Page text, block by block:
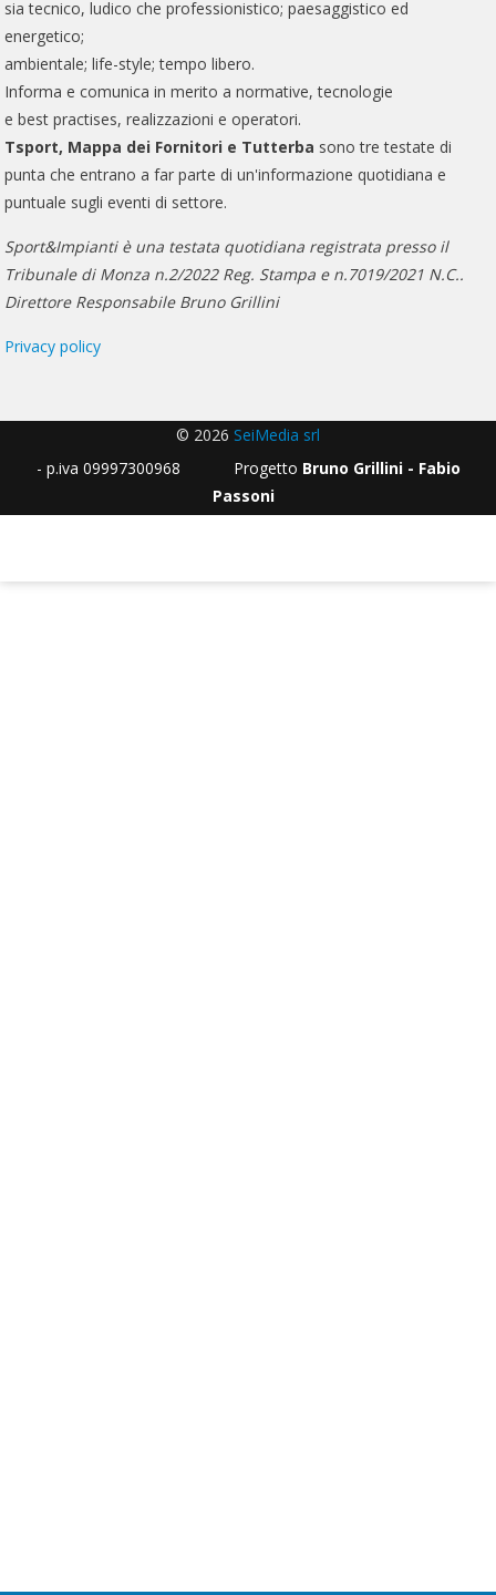
sia tecnico, ludico che professionistico; paesaggistico ed
energetico;
ambientale; life-style; tempo libero.
Informa e comunica in merito a normative, tecnologie
e best practises, realizzazioni e operatori.
Tsport, Mappa dei Fornitori e Tutterba sono tre testate di
punta che entrano a far parte di un'informazione quotidiana e
puntuale sugli eventi di settore.
Sport&Impianti è una testata quotidiana registrata presso il
Tribunale di Monza n.2/2022 Reg. Stampa e n.7019/2021 N.C..
Direttore Responsabile Bruno Grillini
Privacy policy
© 2026 SeiMedia srl
- p.iva 09997300968 Progetto Bruno Grillini - Fabio
Passoni